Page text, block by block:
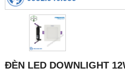
ĐÈN LED DOWNLIGHT